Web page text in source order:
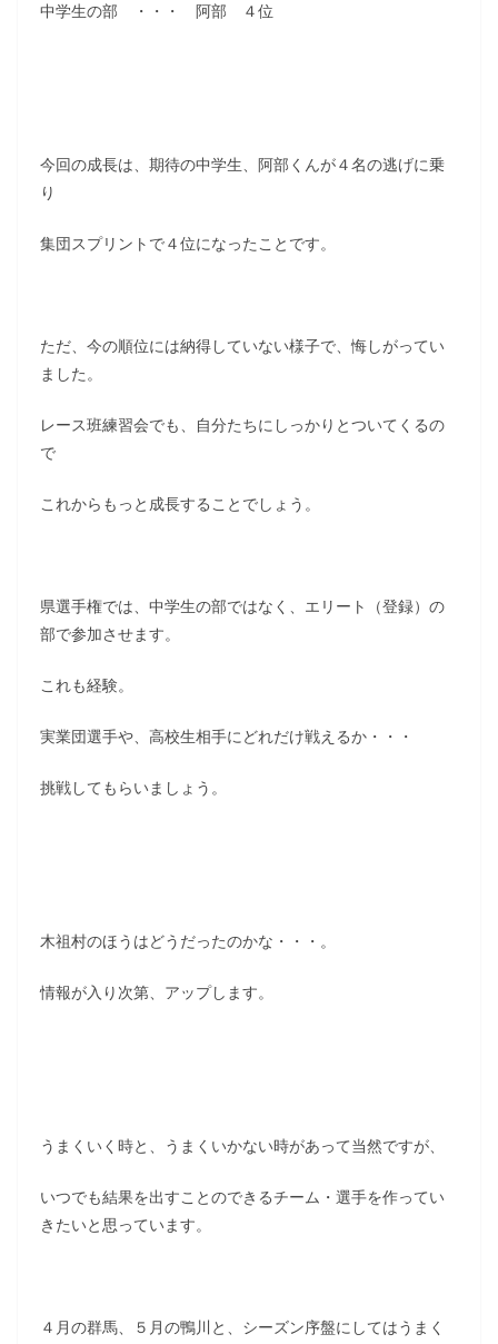
中学生の部 ・・・ 阿部 ４位
今回の成長は、期待の中学生、阿部くんが４名の逃げに乗
り
集団スプリントで４位になったことです。
ただ、今の順位には納得していない様子で、悔しがってい
ました。
レース班練習会でも、自分たちにしっかりとついてくるの
で
これからもっと成長することでしょう。
県選手権では、中学生の部ではなく、エリート（登録）の
部で参加させます。
これも経験。
実業団選手や、高校生相手にどれだけ戦えるか・・・
挑戦してもらいましょう。
木祖村のほうはどうだったのかな・・・。
情報が入り次第、アップします。
うまくいく時と、うまくいかない時があって当然ですが、
いつでも結果を出すことのできるチーム・選手を作ってい
きたいと思っています。
４月の群馬、５月の鴨川と、シーズン序盤にしてはうまく